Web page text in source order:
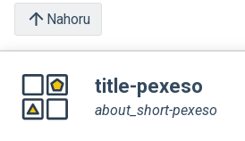
Nahoru
title-pexeso
about_short-pexeso